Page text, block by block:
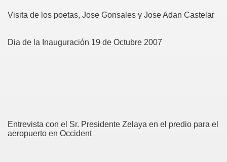
Visita de los poetas, Jose Gonsales y Jose Adan Castelar
Dia de la Inauguración 19 de Octubre 2007
Entrevista con el Sr. Presidente Zelaya en el predio para el
aeropuerto en Occident